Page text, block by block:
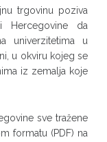
trgovinu poziva
Hercegovine da
univerzitetima u
u okviru kojeg se
iz zemalja koje
sve tražene
formatu (PDF) na